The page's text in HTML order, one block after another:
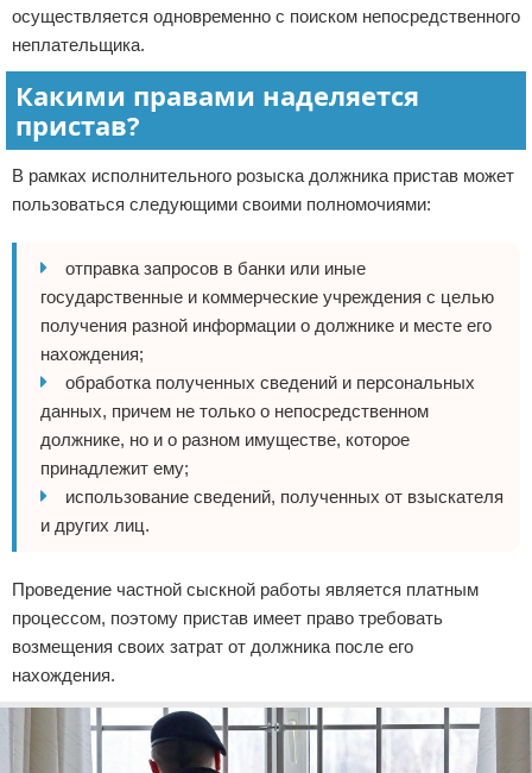
осуществляется одновременно с поиском непосредственного
неплательщика.
Какими правами наделяется
пристав?
В рамках исполнительного розыска должника пристав может
пользоваться следующими своими полномочиями:
отправка запросов в банки или иные
государственные и коммерческие учреждения с целью
получения разной информации о должнике и месте его
нахождения;
обработка полученных сведений и персональных
данных, причем не только о непосредственном
должнике, но и о разном имуществе, которое
принадлежит ему;
использование сведений, полученных от взыскателя
и других лиц.
Проведение частной сыскной работы является платным
процессом, поэтому пристав имеет право требовать
возмещения своих затрат от должника после его
нахождения.